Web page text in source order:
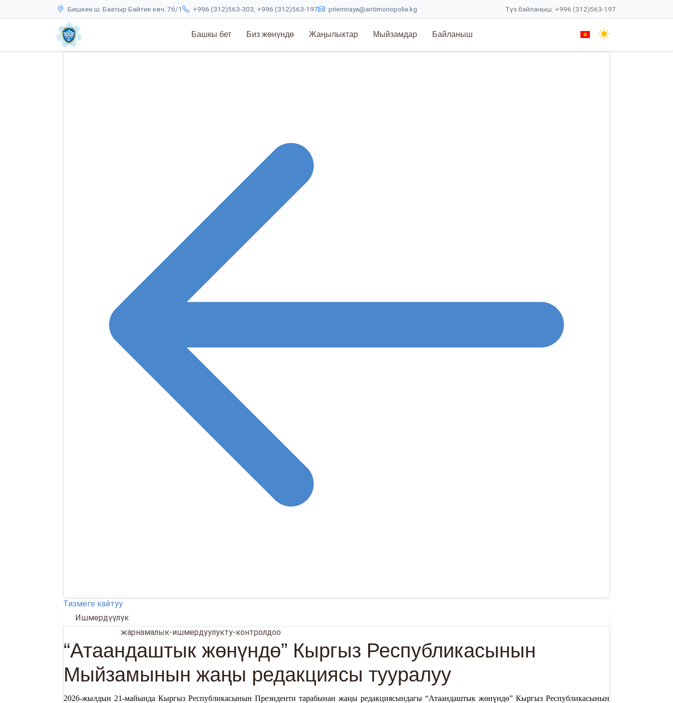
Бишкек ш. Баатыр Байтик көч. 7б/1 +996 (312)563-303, +996 (312)563-197 priemnaya@antimonopolia.kg Түз байланыш: +996 (312)563-197
Башкы бет Биз жөнүндө Жаңылыктар Мыйзамдар Байланыш
Тизмеге кайтуу
Ишмердүүлүк
жарнамалык-ишмердуулукту-контролдоо
“Атаандаштык жөнүндө” Кыргыз Республикасынын
Мыйзамынын жаңы редакциясы тууралуу
2026-жылдын 21-майында Кыргыз Республикасынын Президенти тарабынан жаңы редакциясындагы “Атаандаштык жөнүндө” Кыргыз Республикасынын